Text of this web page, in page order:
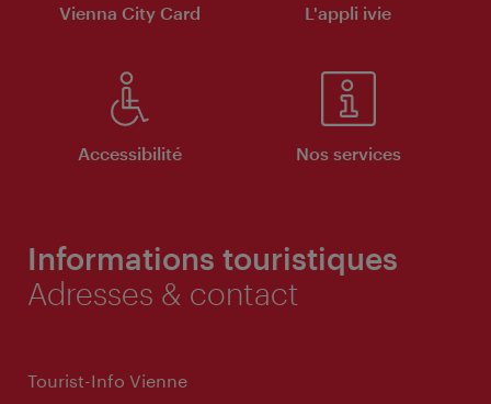
Vienna City Card L'appli ivie
Accessibilité Nos services
Informations touristiques
Adresses & contact
Tourist-Info Vienne